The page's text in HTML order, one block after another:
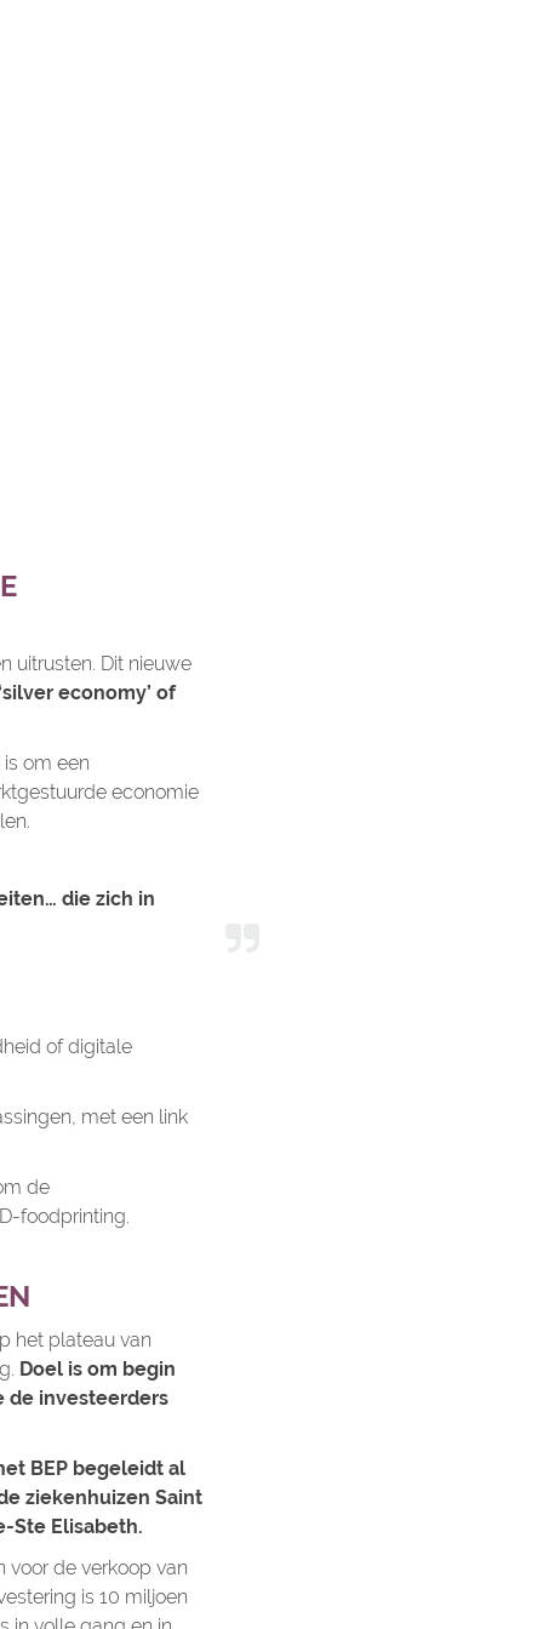
uitrusten. Dit nieuwe
economy’ of
om een
economie
die zich in
of digitale
met een link
de
foodprinting.
het plateau van
Doel is om begin
de investeerders
BEP begeleidt al
ziekenhuizen Saint
Ste Elisabeth.
voor de verkoop van
is 10 miljoen